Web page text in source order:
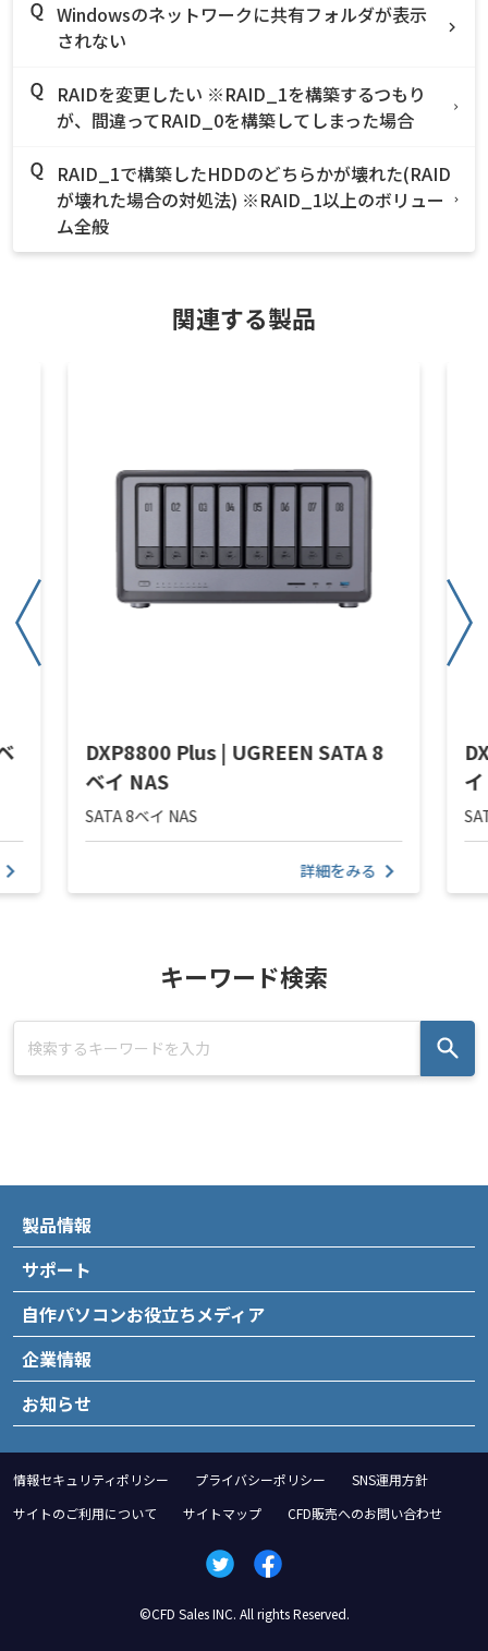
Windowsのネットワークに共有フォルダが表示
されない
RAIDを変更したい ※RAID_1を構築するつもり
が、間違ってRAID_0を構築してしまった場合
RAID_1で構築したHDDのどちらかが壊れた(RAID
が壊れた場合の対処法) ※RAID_1以上のボリュー
ム全般
関連する製品
DXP8800 Plus | UGREEN SATA 8
ベイ NAS
SATA 8ベイ NAS
詳細をみる
キーワード検索
製品情報
サポート
自作パソコンお役立ちメディア
企業情報
お知らせ
情報セキュリティポリシー プライバシーポリシー
SNS運用方針
サイトのご利用について
サイトマップ CFD販売へのお問い合わせ
©CFD Sales INC. All rights Reserved.